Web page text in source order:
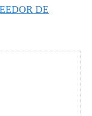
DE